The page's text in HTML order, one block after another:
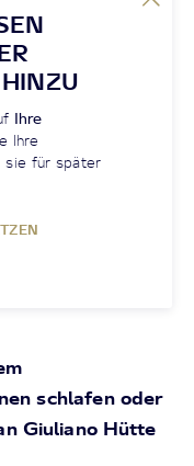
Ihre
Ihre
sie für später
schlafen oder
Giuliano Hütte